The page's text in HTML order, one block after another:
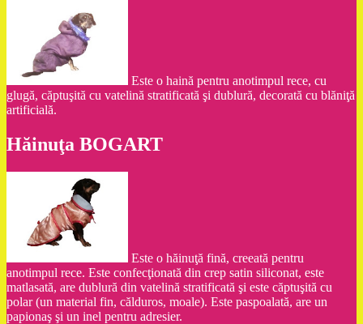
Este o haină pentru anotimpul rece, cu
glugă, căptuşită cu vatelină stratificată şi dublură, decorată cu blăniţă
artificială.
Hăinuţa BOGART
Este o hăinuţă fină, creeată pentru
anotimpul rece. Este confecţionată din crep satin siliconat, este
matlasată, are dublură din vatelină stratificată şi este căptuşită cu
polar (un material fin, călduros, moale). Este paspoalată, are un
papionaş şi un inel pentru adresier.